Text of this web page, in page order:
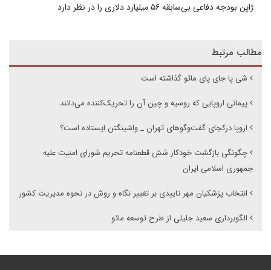
ژاپن بودجه دفاعی بی‌سابقه ۵۶ میلیارد دلاری را در نظر دارد
مطالب مرتبط
شی پا جای پای مائو گذاشته است
پیمانی اروپایی که روسیه و چین آن را تحریک‌کننده می‌دانند
اروپا درکجای گفت‌وگوهای تهران _ واشینگتن ایستاده است؟
چگونگی بازگشت خودکار شش قطعنامه تحریم شورای امنیت علیه
جمهوری اسلامی ایران
انتخاب پزشکیان مهر تاییدی بر تغییر نگاه و روش در نحوه مدیریت کشور
الگوبرداری سعید جلیلی از طرح توسعه مائو